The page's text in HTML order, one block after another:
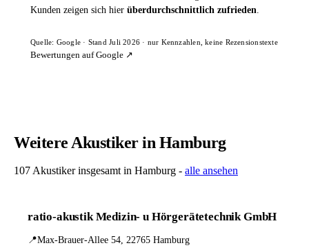
Kunden zeigen sich hier überdurchschnittlich zufrieden.
Quelle: Google · Stand Juli 2026 · nur Kennzahlen, keine Rezensionstexte
Bewertungen auf Google ↗
Weitere Akustiker in Hamburg
107 Akustiker insgesamt in Hamburg - alle ansehen
ratio-akustik Medizin- u Hörgerätetechnik GmbH
📍Max-Brauer-Allee 54, 22765 Hamburg